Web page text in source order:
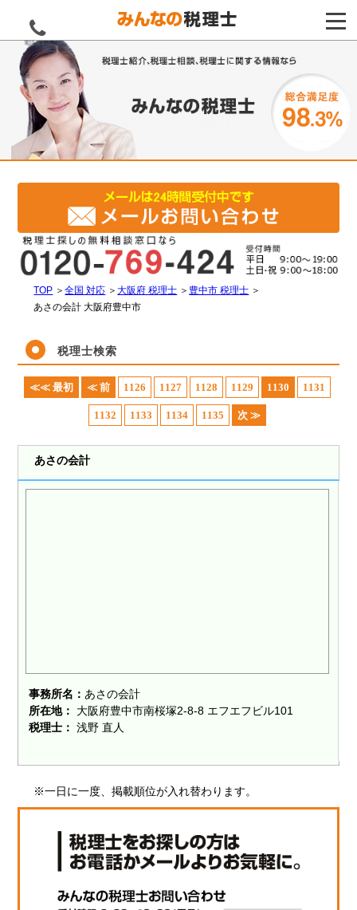
電話をする
TOP ＞全国 対応 ＞大阪府 税理士 ＞ 豊中市 税理士 ＞
あさの会計 大阪府豊中市
税理士検索
≪≪ 最初 ≪ 前 1126 1127 1128 1129 1130 1131
1132 1133 1134 1135 次 ≫
あさの会計
事務所名： あさの会計
所在地：
大阪府豊中市南桜塚2-8-8 エフエフビル101
税理士： 浅野 直人
※一日に一度、掲載順位が入れ替わります。